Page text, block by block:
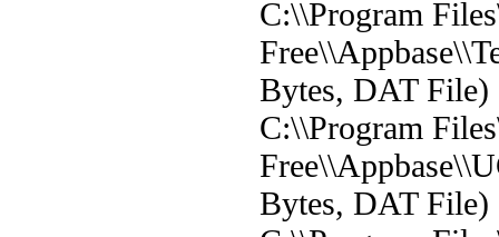
C:\\Program
Bytes, DAT File)
C:\\Program
Bytes, DAT File)